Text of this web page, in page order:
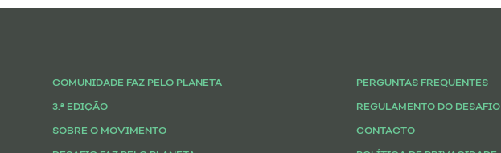
COMUNIDADE FAZ PELO PLANETA
3.ª EDIÇÃO
SOBRE O MOVIMENTO
PERGUNTAS FREQUENTES
REGULAMENTO DO DESAFIO
CONTACTO